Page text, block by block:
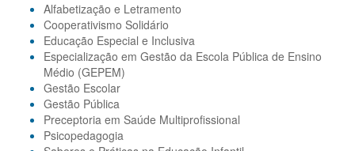
Alfabetização e Letramento
Cooperativismo Solidário
Educação Especial e Inclusiva
Especialização em Gestão da Escola Pública de Ensino
Médio (GEPEM)
Gestão Escolar
Gestão Pública
Preceptoria em Saúde Multiprofissional
Psicopedagogia